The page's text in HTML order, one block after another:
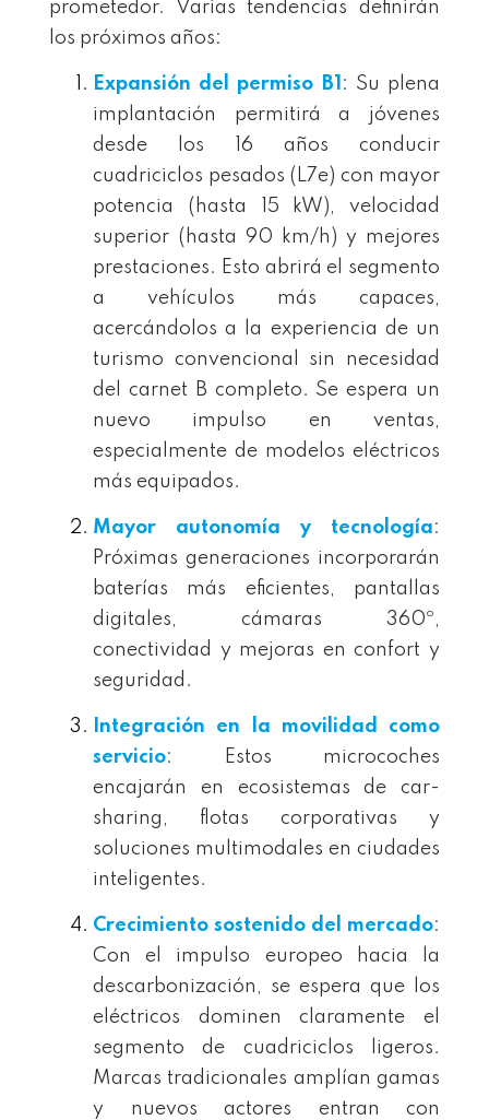
prometedor. Varias tendencias definirán
los próximos años:
Expansión del permiso B1 : Su plena
implantación permitirá a jóvenes
desde los 16 años conducir
cuadriciclos pesados (L7e) con mayor
potencia (hasta 15 kW), velocidad
superior (hasta 90 km/h) y mejores
prestaciones. Esto abrirá el segmento
a vehículos más capaces,
acercándolos a la experiencia de un
turismo convencional sin necesidad
del carnet B completo. Se espera un
nuevo impulso en ventas,
especialmente de modelos eléctricos
más equipados.
Mayor autonomía y tecnología:
Próximas generaciones incorporarán
baterías más eficientes, pantallas
digitales, cámaras 360º,
conectividad y mejoras en confort y
seguridad.
Integración en la movilidad como
servicio: Estos microcoches
encajarán en ecosistemas de car-
sharing, flotas corporativas y
soluciones multimodales en ciudades
inteligentes.
Crecimiento sostenido del mercado:
Con el impulso europeo hacia la
descarbonización, se espera que los
eléctricos dominen claramente el
segmento de cuadriciclos ligeros.
Marcas tradicionales amplían gamas
y nuevos actores entran con